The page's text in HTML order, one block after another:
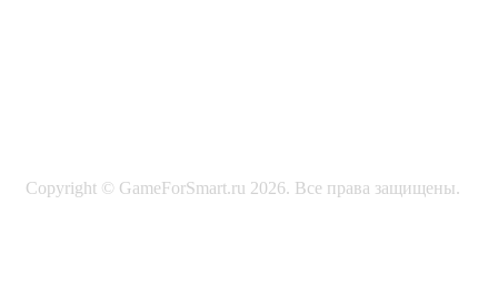
Copyright © GameForSmart.ru 2026. Все права защищены.